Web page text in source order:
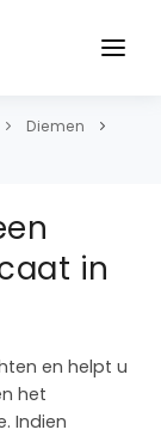
Diemen
in
en helpt u
het
Indien